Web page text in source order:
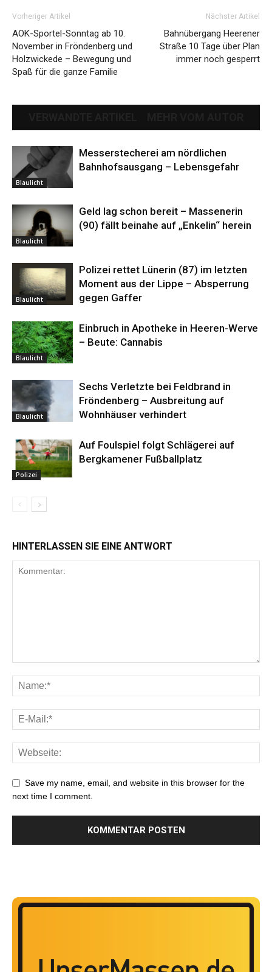
Vorheriger Artikel
AOK-Sportel-Sonntag ab 10.
November in Fröndenberg und
Holzwickede – Bewegung und
Spaß für die ganze Familie
Nächster Artikel
Bahnübergang Heerener
Straße 10 Tage über Plan
immer noch gesperrt
Blaulicht
Messerstecherei am nördlichen
Bahnhofsausgang – Lebensgefahr
Blaulicht
Geld lag schon bereit – Massenerin
(90) fällt beinahe auf „Enkelin“ herein
Blaulicht
Polizei rettet Lünerin (87) im letzten
Moment aus der Lippe – Absperrung
gegen Gaffer
Blaulicht
Einbruch in Apotheke in Heeren-Werve
– Beute: Cannabis
Blaulicht
Sechs Verletzte bei Feldbrand in
Fröndenberg – Ausbreitung auf
Wohnhäuser verhindert
Polizei
Auf Foulspiel folgt Schlägerei auf
Bergkamener Fußballplatz
HINTERLASSEN SIE EINE ANTWORT
Save my name, email, and website in this browser for the
next time I comment.